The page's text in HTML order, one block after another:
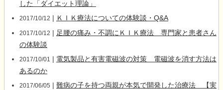
した「ダイエット理論」
2017/10/12 | ＫＩＫ療法についての体験談・Q&A
2017/10/12 | 足腰の痛み・不調にＫＩＫ療法 専門家と患者さん
の体験談
2017/10/01 | 電気製品と有害電磁波の対策 電磁波を消す方法は
あるのか
2017/06/05 | 難病の子を持つ両親が本気で開発した治療法 【実